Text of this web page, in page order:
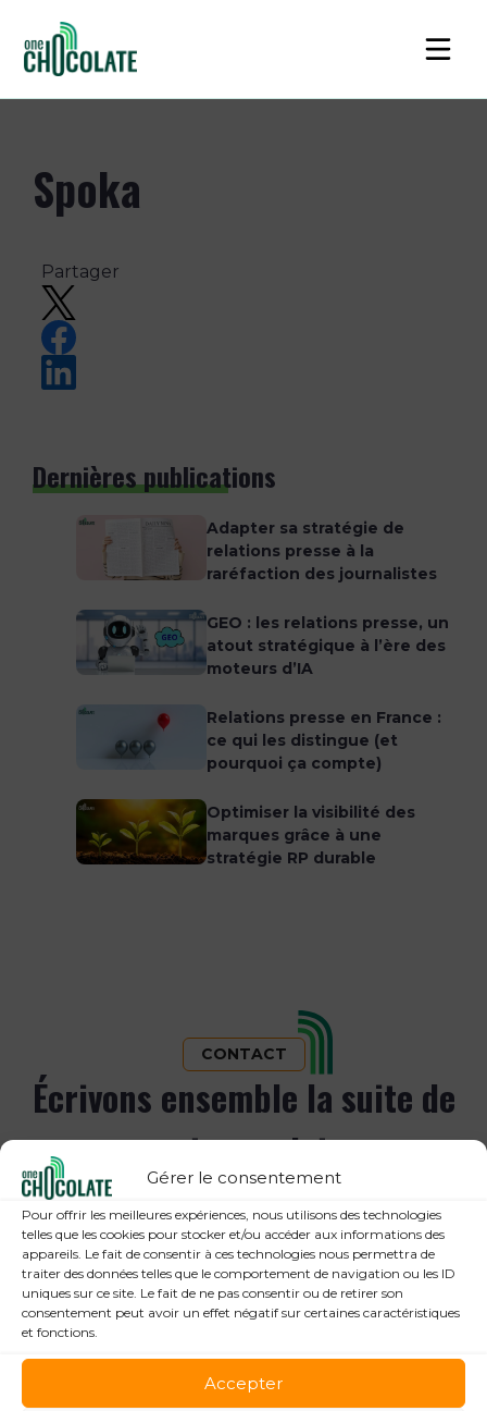
Gérer le consentement
Pour offrir les meilleures expériences, nous utilisons des technologies
telles que les cookies pour stocker et/ou accéder aux informations des
appareils. Le fait de consentir à ces technologies nous permettra de
traiter des données telles que le comportement de navigation ou les ID
uniques sur ce site. Le fait de ne pas consentir ou de retirer son
consentement peut avoir un effet négatif sur certaines caractéristiques
et fonctions.
Accepter
Spoka
Partager
Dernières publications
Adapter sa stratégie de
relations presse à la
raréfaction des journalistes
GEO : les relations presse, un
atout stratégique à l’ère des
moteurs d’IA
Relations presse en France :
ce qui les distingue (et
pourquoi ça compte)
Optimiser la visibilité des
marques grâce à une
stratégie RP durable
CONTACT
Écrivons ensemble la suite de
votre projet
Nous contacter